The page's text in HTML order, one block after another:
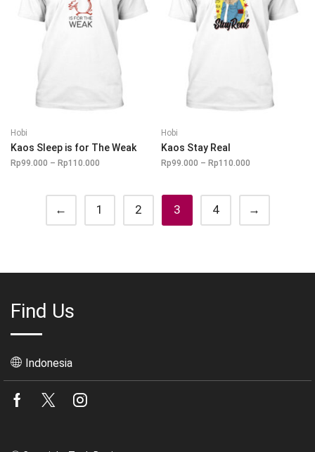
Hobi
Kaos Sleep is for The Weak
Rp99.000 – Rp110.000
Hobi
Kaos Stay Real
Rp99.000 – Rp110.000
← 1 2 3 4 →
Find Us
Indonesia
Facebook
Twitter